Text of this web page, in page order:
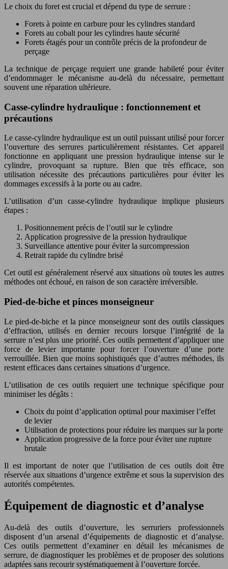
Le choix du foret est crucial et dépend du type de serrure :
Forets à pointe en carbure pour les cylindres standard
Forets au cobalt pour les cylindres haute sécurité
Forets étagés pour un contrôle précis de la profondeur de
perçage
La technique de perçage requiert une grande habileté pour éviter
d’endommager le mécanisme au-delà du nécessaire, permettant
souvent une réparation ultérieure.
Casse-cylindre hydraulique : fonctionnement et
précautions
Le casse-cylindre hydraulique est un outil puissant utilisé pour forcer
l’ouverture des serrures particulièrement résistantes. Cet appareil
fonctionne en appliquant une pression hydraulique intense sur le
cylindre, provoquant sa rupture. Bien que très efficace, son
utilisation nécessite des précautions particulières pour éviter les
dommages excessifs à la porte ou au cadre.
L’utilisation d’un casse-cylindre hydraulique implique plusieurs
étapes :
Positionnement précis de l’outil sur le cylindre
Application progressive de la pression hydraulique
Surveillance attentive pour éviter la surcompression
Retrait rapide du cylindre brisé
Cet outil est généralement réservé aux situations où toutes les autres
méthodes ont échoué, en raison de son caractère irréversible.
Pied-de-biche et pinces monseigneur
Le pied-de-biche et la pince monseigneur sont des outils classiques
d’effraction, utilisés en dernier recours lorsque l’intégrité de la
serrure n’est plus une priorité. Ces outils permettent d’appliquer une
force de levier importante pour forcer l’ouverture d’une porte
verrouillée. Bien que moins sophistiqués que d’autres méthodes, ils
restent efficaces dans certaines situations d’urgence.
L’utilisation de ces outils requiert une technique spécifique pour
minimiser les dégâts :
Choix du point d’application optimal pour maximiser l’effet
de levier
Utilisation de protections pour réduire les marques sur la porte
Application progressive de la force pour éviter une rupture
brutale
Il est important de noter que l’utilisation de ces outils doit être
réservée aux situations d’urgence extrême et sous la supervision des
autorités compétentes.
Équipement de diagnostic et d’analyse
Au-delà des outils d’ouverture, les serruriers professionnels
disposent d’un arsenal d’équipements de diagnostic et d’analyse.
Ces outils permettent d’examiner en détail les mécanismes de
serrure, de diagnostiquer les problèmes et de proposer des solutions
adaptées sans recourir systématiquement à l’ouverture forcée.